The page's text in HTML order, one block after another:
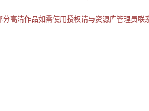
分高清作品如需使用授权请与资源库管理员联